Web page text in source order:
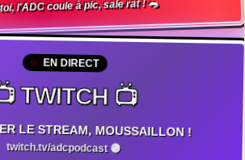
l'ADC coule à pic, sale rat ! 🐀
EN DIRECT
TWITCH 📺
LE STREAM, MOUSSAILLON !
twitch.tv/adcpodcast 🟣